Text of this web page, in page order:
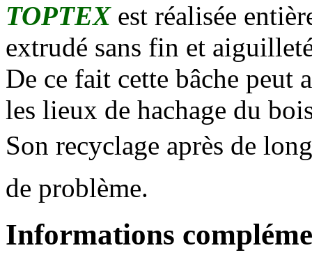
TOPTEX est réalisée
extrudé sans fin et
De ce fait cette bâche peut
les lieux de hachage du
Son recyclage après de
de problème.
Informations